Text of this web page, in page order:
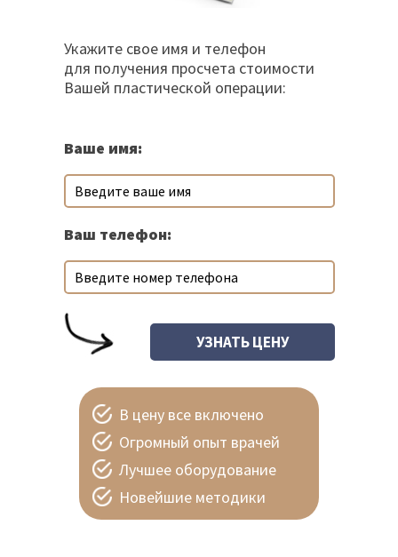
Укажите свое имя и телефон
для получения просчета стоимости
Вашей пластической операции:
Ваше имя:
Ваш телефон:
В цену все включено
Огромный опыт врачей
Лучшее оборудование
Новейшие методики